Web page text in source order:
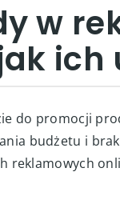
w
ich
do promocji
budżetu i
reklamowych